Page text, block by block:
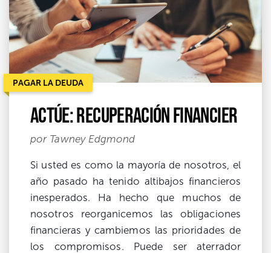
PAGAR LA DEUDA
Actúe: recuperación financier
por Tawney Edgmond
Si usted es como la mayoría de nosotros, el
año pasado ha tenido altibajos financieros
inesperados. Ha hecho que muchos de
nosotros reorganicemos las obligaciones
financieras y cambiemos las prioridades de
los compromisos. Puede ser aterrador